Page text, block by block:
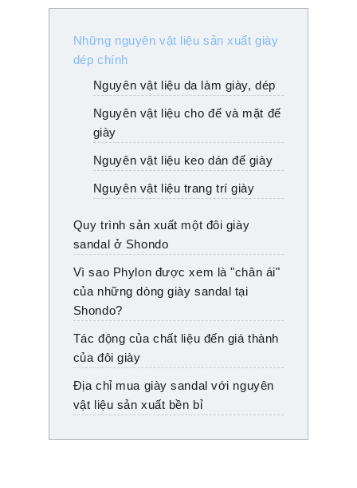
Những nguyên vật liệu sản xuất giày
dép chính
Nguyên vật liệu da làm giày, dép
Nguyên vật liệu cho đế và mặt đế
giày
Nguyên vật liệu keo dán đế giày
Nguyên vật liệu trang trí giày
Quy trình sản xuất một đôi giày
sandal ở Shondo
Vì sao Phylon được xem là "chân ái"
của những dòng giày sandal tại
Shondo?
Tác động của chất liệu đến giá thành
của đôi giày
Địa chỉ mua giày sandal với nguyên
vật liệu sản xuất bền bỉ